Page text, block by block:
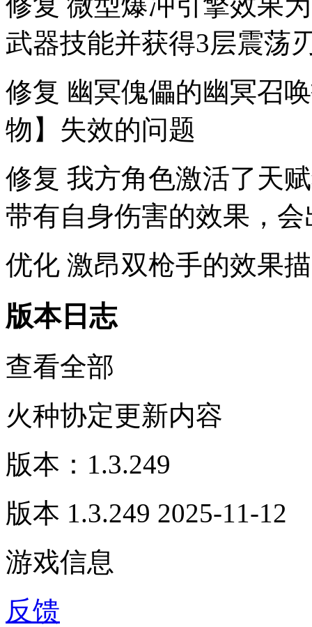
武器技能并获得3层震荡
修复 幽冥傀儡的幽冥召
物】失效的问题
修复 我方角色激活了天
带有自身伤害的效果，
优化 激昂双枪手的效果
版本日志
查看全部
火种协定更新内容
版本：1.3.249
版本 1.3.249 2025-11-12
游戏信息
反馈